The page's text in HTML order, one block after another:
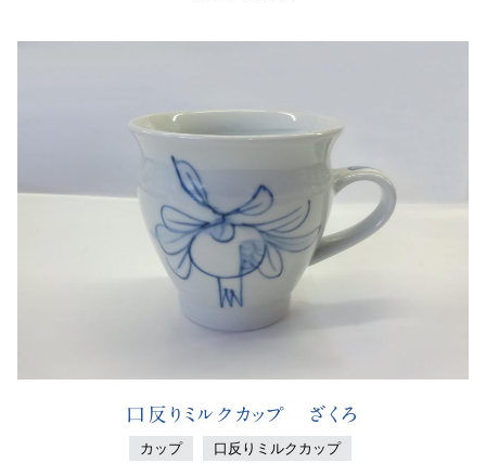
口反りミルクカップ ざくろ
カップ 口反りミルクカップ